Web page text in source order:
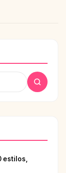
estilos,